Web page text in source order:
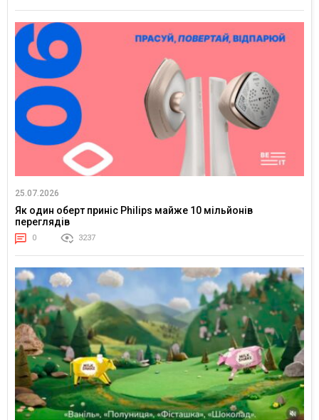
25.07.2026
Як один оберт приніс Philips майже 10 мільйонів
переглядів
0 3237